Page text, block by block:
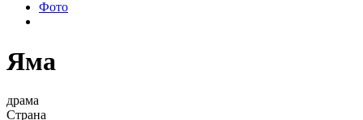
Фото
Яма
драма
Страна